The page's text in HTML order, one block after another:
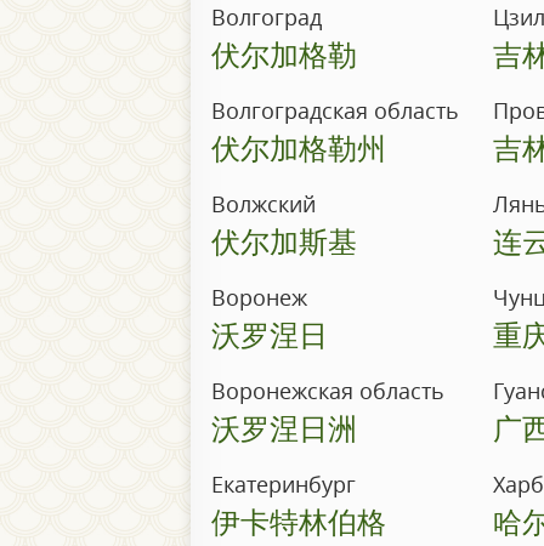
Волгоград
伏尔加格勒 吉
Волгоградская область
伏尔加格勒州 吉
Волжский
伏尔加斯基 连
Воронеж
沃罗涅日 重
Воронежская область
沃罗涅日洲 广
Екатеринбург
伊卡特林伯格 哈